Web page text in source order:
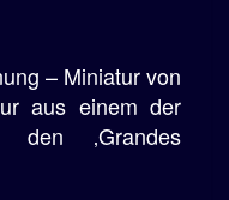
– Miniatur von
aus einem der
den ‚Grandes